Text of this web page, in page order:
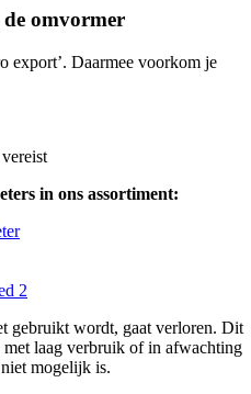
omvormer
export’. Daarmee voorkom je
in ons assortiment:
2
gebruikt wordt, gaat verloren. Dit
laag verbruik of in afwachting
mogelijk is.